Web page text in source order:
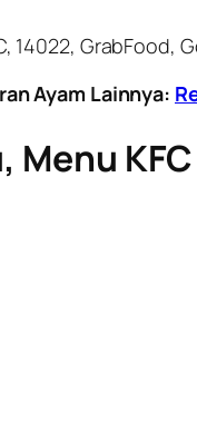
14022, GrabFood,
Ayam Lainnya:
Menu